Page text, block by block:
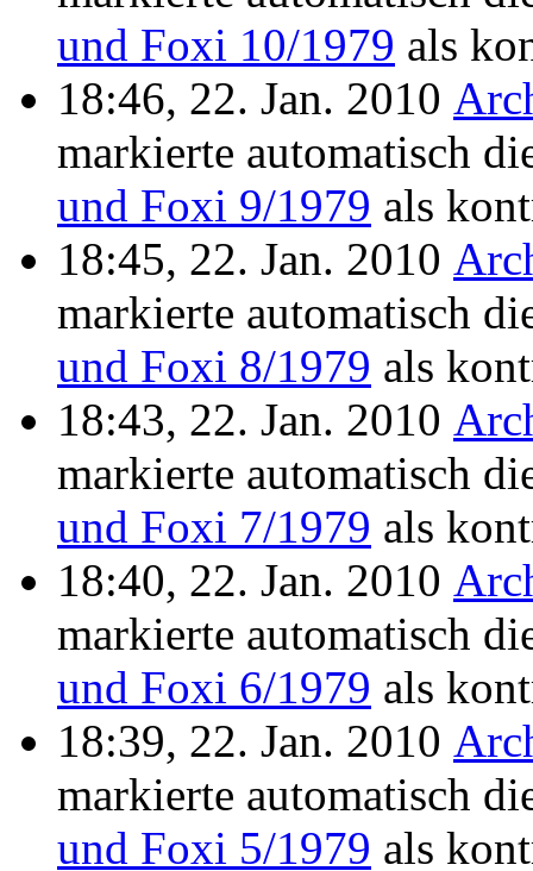
und Foxi 10/1979 als
18:46, 22. Jan. 2010
markierte automatisch
und Foxi 9/1979 als
18:45, 22. Jan. 2010
markierte automatisch
und Foxi 8/1979 als
18:43, 22. Jan. 2010
markierte automatisch
und Foxi 7/1979 als
18:40, 22. Jan. 2010
markierte automatisch
und Foxi 6/1979 als
18:39, 22. Jan. 2010
markierte automatisch
und Foxi 5/1979 als